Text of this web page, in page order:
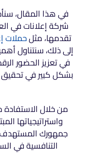
في هذا المقال،
شركة إعلانات في
تقدمها، مثلحملات
إلى ذلك، سنتناول
في تعزيز الحضور
بشكل كبير في
من خلال
واستراتيجياتها
جمهورك المستهدف
التنافسية في